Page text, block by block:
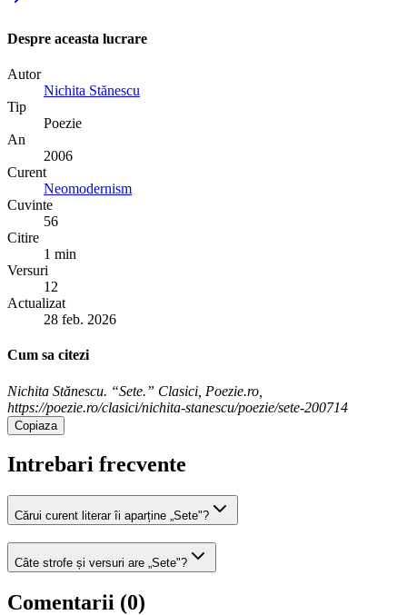
Despre aceasta lucrare
Autor
Nichita Stănescu
Tip
Poezie
An
2006
Curent
Neomodernism
Cuvinte
56
Citire
1 min
Versuri
12
Actualizat
28 feb. 2026
Cum sa citezi
Nichita Stănescu. “Sete.” Clasici, Poezie.ro,
https://poezie.ro/clasici/nichita-stanescu/poezie/sete-200714
Copiaza
Intrebari frecvente
Cărui curent literar îi aparține „Sete"?
Câte strofe și versuri are „Sete"?
Comentarii (0)